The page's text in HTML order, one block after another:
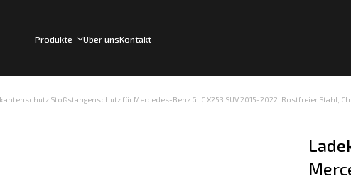
Produkte Über unsKontakt
Stoßstangenschutz für Mercedes-Benz GLC X253 SUV 2015-2022, Rostfreier Stahl,